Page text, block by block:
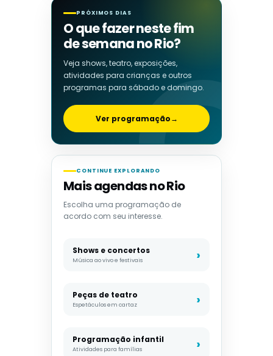
PRÓXIMOS DIAS
O que fazer neste fim
de semana no Rio?
Veja shows, teatro, exposições,
atividades para crianças e outros
programas para sábado e domingo.
Ver programação→
CONTINUE EXPLORANDO
Mais agendas no Rio
Escolha uma programação de
acordo com seu interesse.
Shows e concertos
Música ao vivo e festivais
Peças de teatro
Espetáculos em cartaz
Programação infantil
Atividades para famílias